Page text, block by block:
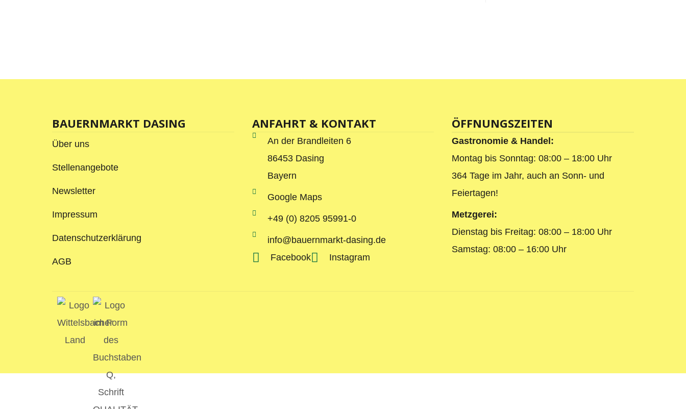
BAUERNMARKT DASING
Über uns
Stellenangebote
Newsletter
Impressum
Datenschutzerklärung
AGB
ANFAHRT & KONTAKT
An der Brandleiten 6
86453 Dasing
Bayern
Google Maps
+49 (0) 8205 95991-0
info@bauernmarkt-dasing.de
Facebook
Instagram
ÖFFNUNGSZEITEN
Gastronomie & Handel:
Montag bis Sonntag: 08:00 – 18:00 Uhr
364 Tage im Jahr, auch an Sonn- und
Feiertagen!
Metzgerei:
Dienstag bis Freitag: 08:00 – 18:00 Uhr
Samstag: 08:00 – 16:00 Uhr